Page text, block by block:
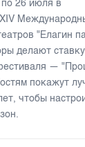
26 июля в
"Елагин
делают
—
покажут
чтобы